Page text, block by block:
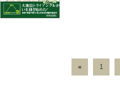
« 1